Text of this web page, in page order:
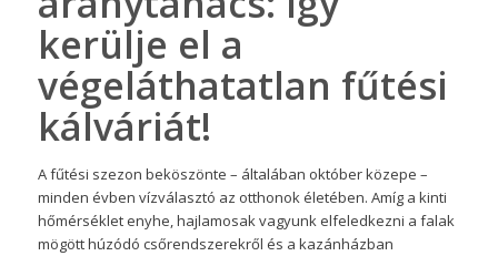
kerülje el a
végeláthatatlan fűtési
kálváriát!
A fűtési szezon beköszönte – általában október közepe –
minden évben vízválasztó az otthonok életében. Amíg a kinti
hőmérséklet enyhe, hajlamosak vagyunk elfeledkezni a falak
mögött húzódó csőrendszerekről és a kazánházban